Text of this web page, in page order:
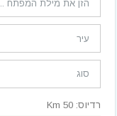
רדיוס: 50
Km